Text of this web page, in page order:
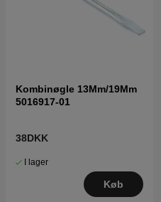
Kombinøgle 13Mm/19Mm
5016917-01
38DKK
I lager
Køb